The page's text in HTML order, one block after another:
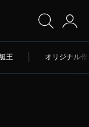
王 オリジナル